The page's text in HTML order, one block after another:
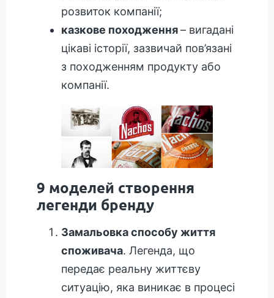
розвиток компанії;
казкове походження– вигадані
цікаві історії, зазвичай пов’язані
з походженням продукту або
компанії.
9 моделей створення
легенди бренду
Замальовка способу життя
споживача. Легенда, що
передає реальну життєву
ситуацію, яка виникає в процесі